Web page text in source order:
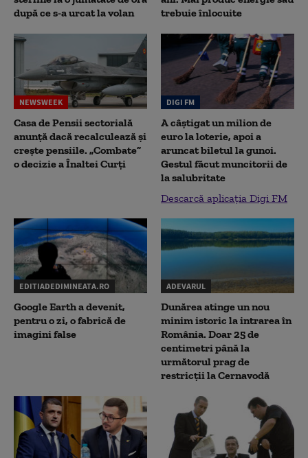
după ce s-a urcat la volan
trebuie înlocuite
NEWSWEEK
Casa de Pensii sectorială
anunță dacă recalculează și
crește pensiile. „Combate”
o decizie a Înaltei Curți
DIGI FM
A câștigat un milion de
euro la loterie, apoi a
aruncat biletul la gunoi.
Gestul făcut muncitorii de
la salubritate
Descarcă aplicația Digi FM
EDITIADEDIMINEATA.RO
Google Earth a devenit,
pentru o zi, o fabrică de
imagini false
ADEVARUL
Dunărea atinge un nou
minim istoric la intrarea în
România. Doar 25 de
centimetri până la
următorul prag de
restricții la Cernavodă